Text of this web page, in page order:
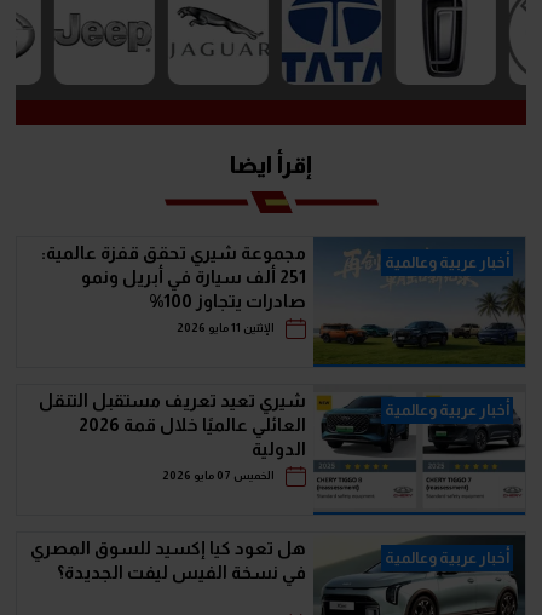
إقرأ ايضا
أخبار عربية وعالمية
مجموعة شيري تحقق قفزة عالمية:
251 ألف سيارة في أبريل ونمو
صادرات يتجاوز 100%
الإثنين 11 مايو 2026
أخبار عربية وعالمية
شيري تعيد تعريف مستقبل التنقل
العائلي عالميًا خلال قمة 2026
الدولية
الخميس 07 مايو 2026
أخبار عربية وعالمية
هل تعود كيا إكسيد للسوق المصري
في نسخة الفيس ليفت الجديدة؟